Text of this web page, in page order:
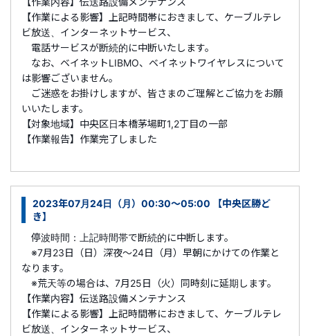
【作業による影響】上記時間帯におきまして、ケーブルテレ
ビ放送、インターネットサービス、
電話サービスが断続的に中断いたします。
なお、ベイネットLIBMO、ベイネットワイヤレスについて
は影響ございません。
ご迷惑をお掛けしますが、皆さまのご理解とご協力をお願
いいたします。
【対象地域】中央区日本橋茅場町1,2丁目の一部
【作業報告】作業完了しました
2023年07月24日（月）00:30～05:00 【中央区勝ど
き】
停波時間：上記時間帯で断続的に中断します。
※7月23日（日）深夜～24日（月）早朝にかけての作業と
なります。
※荒天等の場合は、7月25日（火）同時刻に延期します。
【作業内容】伝送路設備メンテナンス
【作業による影響】上記時間帯におきまして、ケーブルテレ
ビ放送、インターネットサービス、